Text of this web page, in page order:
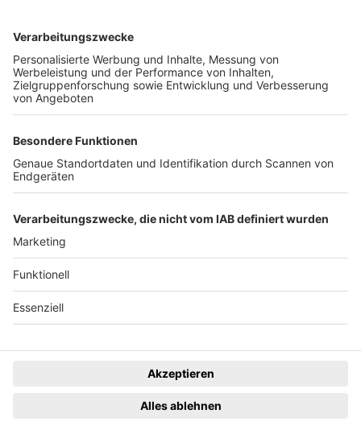
Freiburger Wochenbericht
Der Wochenbericht
wurde zum 31. Juli 2026
eingestellt.
News
Lokales
Sport
Ein Unternehmen der